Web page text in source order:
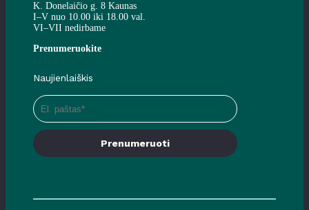
K. Donelaičio g. 8 Kaunas
I–V nuo 10.00 iki 18.00 val.
VI–VII nedirbame
Prenumeruokite
Naujienlaiškis
Prenumeruoti